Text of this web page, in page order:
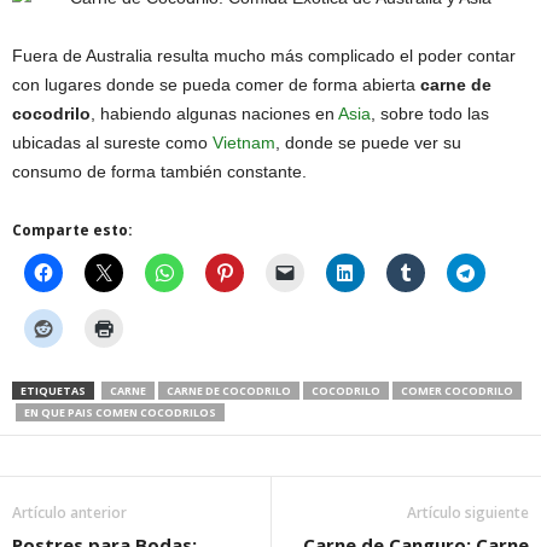
Fuera de Australia resulta mucho más complicado el poder contar
con lugares donde se pueda comer de forma abierta carne de
cocodrilo , habiendo algunas naciones en Asia , sobre todo las
ubicadas al sureste como Vietnam , donde se puede ver su
consumo de forma también constante.
Comparte esto:
ETIQUETAS CARNE CARNE DE COCODRILO COCODRILO
COMER COCODRILO
EN QUE PAIS COMEN COCODRILOS
Artículo anterior Artículo siguiente